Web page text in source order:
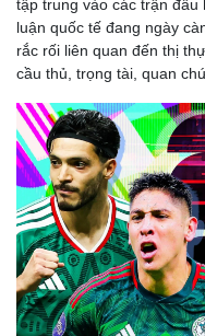
tập trung vào các trận
luận quốc tế đang ngày
rắc rối liên quan đến thị
cầu thủ, trọng tài, quan